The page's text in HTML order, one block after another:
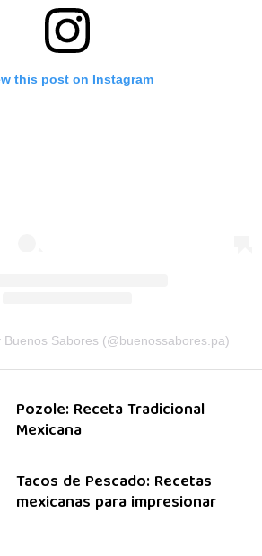
this post on Instagram
Buenos Sabores (@buenossabores.pa)
Pozole: Receta Tradicional
Mexicana
Tacos de Pescado: Recetas
mexicanas para impresionar